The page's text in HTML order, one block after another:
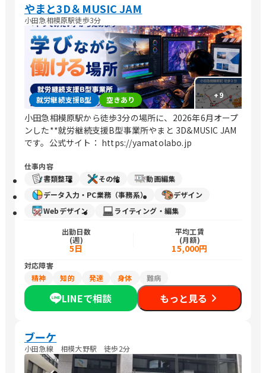
やまと3D＆MUSIC JAM
小田急相模原駅徒歩3分
+9
就労継続支援B型 空きあり
小田急相模原駅から徒歩3分の場所に、2026年6月オープ
ンした**就労継続支援B型事業所やまと 3D&MUSIC JAM
です。公式サイト： https://yamatolabo.jp
仕事内容
書類整理
その他
動画編集
データ入力・PC業務（事務系）
デザイン
Webデザイン
ライティング・編集
出勤日数
(週)
5日
平均工賃
(月額)
15,000円
対応障害
精神
知的 発達 身体 難病
LINEで相談 もっと見る
ブーケ
小田急線 相模大野駅 徒歩2分